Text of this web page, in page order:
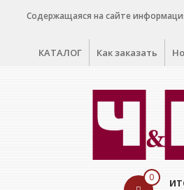
Содержащаяся на сайте
КАТАЛОГ Как заказать
0